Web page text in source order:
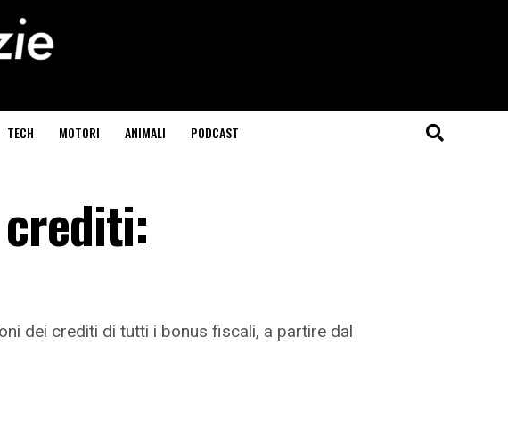
TECH MOTORI ANIMALI PODCAST
crediti:
dei crediti di tutti i bonus fiscali, a partire dal